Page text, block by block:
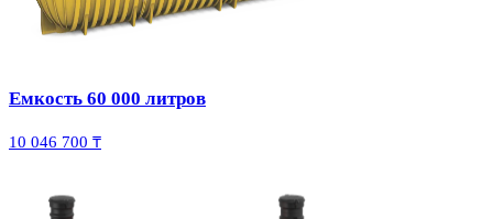
Емкость 60 000 литров
10 046 700 ₸